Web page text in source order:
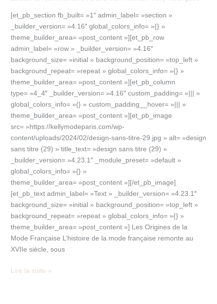
[et_pb_section fb_built= »1″ admin_label= »section »
_builder_version= »4.16″ global_colors_info= »{} »
theme_builder_area= »post_content »][et_pb_row
admin_label= »row » _builder_version= »4.16″
background_size= »initial » background_position= »top_left »
background_repeat= »repeat » global_colors_info= »{} »
theme_builder_area= »post_content »][et_pb_column
type= »4_4″ _builder_version= »4.16″ custom_padding= »||| »
global_colors_info= »{} » custom_padding__hover= »||| »
theme_builder_area= »post_content »][et_pb_image
src= »https://kellymodeparis.com/wp-
content/uploads/2024/02/design-sans-titre-29.jpg » alt= »design
sans titre (29) » title_text= »design sans titre (29) »
_builder_version= »4.23.1″ _module_preset= »default »
global_colors_info= »{} »
theme_builder_area= »post_content »][/et_pb_image]
[et_pb_text admin_label= »Text » _builder_version= »4.23.1″
background_size= »initial » background_position= »top_left »
background_repeat= »repeat » global_colors_info= »{} »
theme_builder_area= »post_content »] Les Origines de la
Mode Française L’histoire de la mode française remonte au
XVIIe siècle, sous
Lire la suite »